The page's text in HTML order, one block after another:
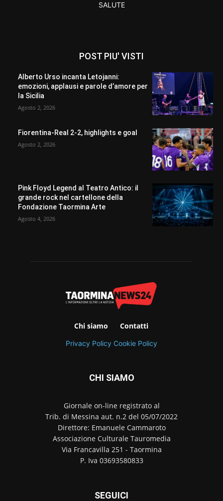
SALUTE
POST PIU' VISTI
Alberto Urso incanta Letojanni:
emozioni, applausi e parole d’amore per
la Sicilia
Agosto 2, 2026
Fiorentina-Real 2-2, highlights e goal
Agosto 2, 2026
Pink Floyd Legend al Teatro Antico: il
grande rock nel cartellone della
Fondazione Taormina Arte
Agosto 4, 2026
Chi siamo Contatti
Privacy Policy Cookie Policy
CHI SIAMO
Giornale on-line registrato al
Trib. di Messina aut. n.2 del 05/07/2022
Direttore: Emanuele Cammaroto
Associazione Culturale Tauromedia
Via Francavilla 251 - Taormina
P. Iva 03693580833
SEGUICI